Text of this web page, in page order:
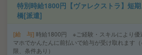
特別時給1800円【ヴァレクストラ】短
橋[派遣]
給 与 時給1800円 ※ご経験・スキルにより優
マホでかんたんに前払いで給与が受け取れます（
限、条件あり）